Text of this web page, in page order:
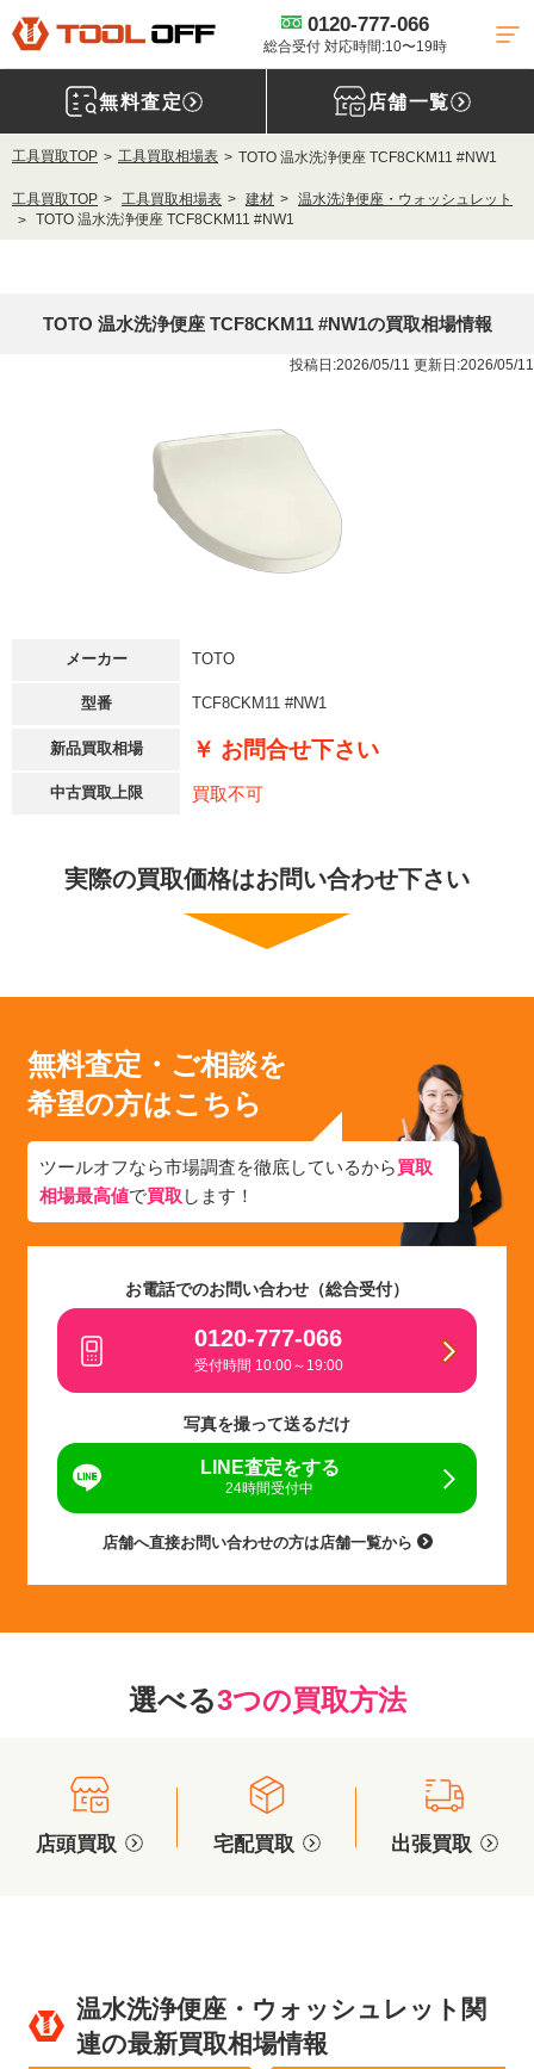
0120-777-066
総合受付 対応時間:10〜19時
無料査定 店舗一覧
工具買取TOP 工具買取相場表 TOTO 温水洗浄便座 TCF8CKM11 #NW1
工具買取TOP 工具買取相場表 建材
温水洗浄便座・ウォッシュレット
TOTO 温水洗浄便座 TCF8CKM11 #NW1
TOTO 温水洗浄便座 TCF8CKM11 #NW1の買取相場情報
投稿日:2026/05/11 更新日:2026/05/11
メーカー TOTO
型番 TCF8CKM11 #NW1
新品買取相場 ￥ お問合せ下さい
中古買取上限 買取不可
実際の買取価格はお問い合わせ下さい
無料査定・ご相談を
希望の方はこちら
ツールオフなら市場調査を徹底しているから買取
相場最高値で買取 します！
お電話でのお問い合わせ（総合受付）
0120-777-066
受付時間 10:00～19:00
写真を撮って送るだけ
LINE査定をする
24時間受付中
店舗へ直接お問い合わせの方は店舗一覧から
選べる3つの買取方法
店頭買取 宅配買取 出張買取
温水洗浄便座・ウォッシュレット関
連の最新買取相場情報